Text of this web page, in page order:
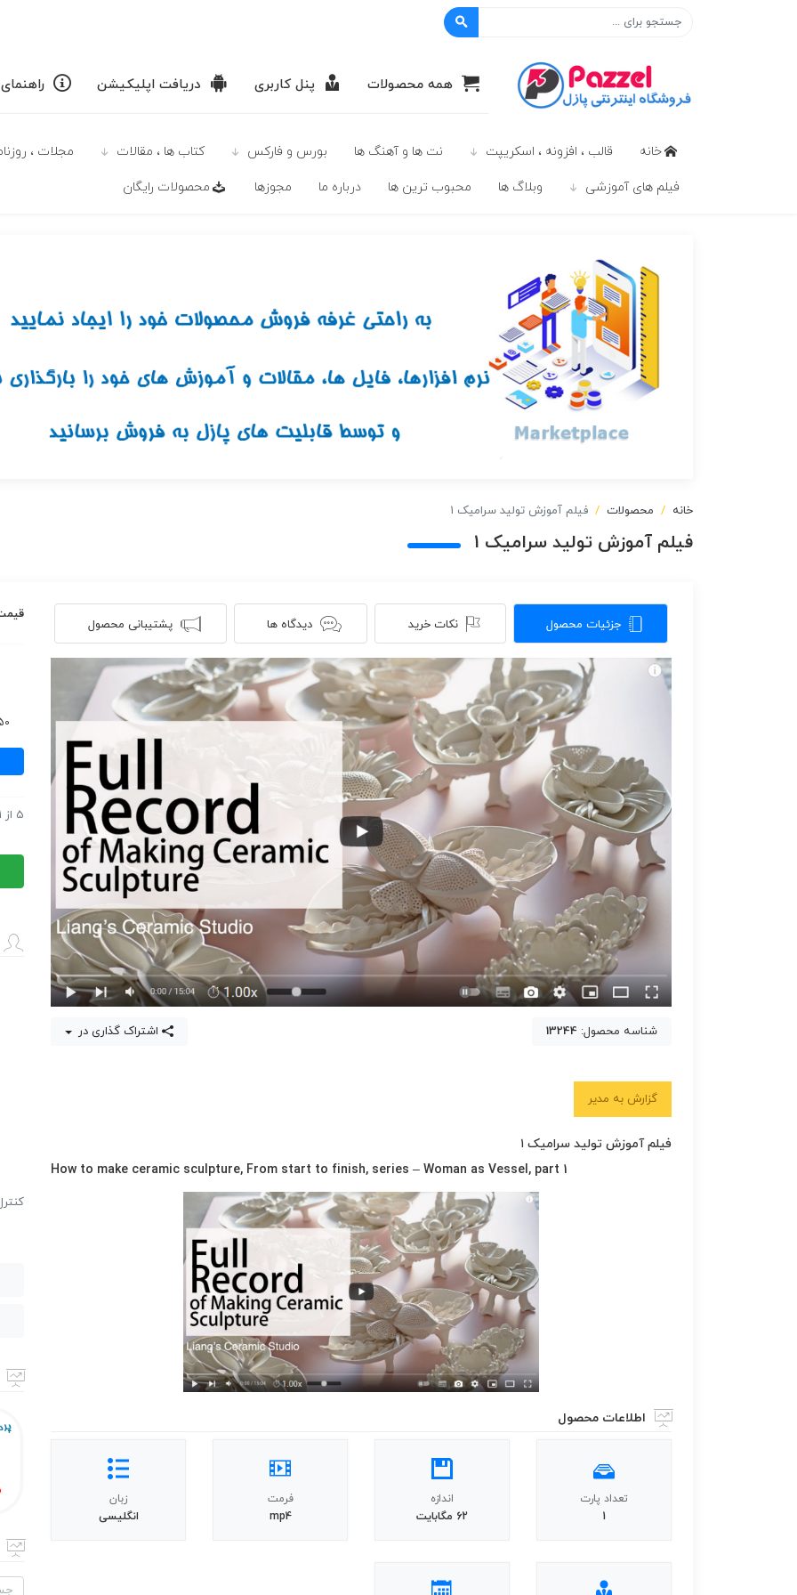
همه محصولات پنل کاربری دریافت اپلیکیشن
خانه قالب ، افزونه ، اسکریپت نت ها و آهنگ ها بورس و فارکس كتاب ها ، مقالات مجلات ،
فیلم های آموزشی وبلاگ ها محبوب ترين ها درباره ما مجوزها محصولات رايگان
خانه محصولات فیلم آموزش تولید سرامیک 1
فیلم آموزش تولید سرامیک 1
جزئیات محصول نکات خرید دیدگاه ها پشتیبانی محصول
شناسه محصول: 13244 اشتراک گذاری در
گزارش به مدیر
فیلم آموزش تولید سرامیک ۱
How to make ceramic sculpture, From start to finish, series – Woman as Vessel, part 1
اطلاعات محصول
تعداد پارت
1
اندازه
62 مگابایت
فرمت
mp4
زبان
انگلیسی
950
5 از 1